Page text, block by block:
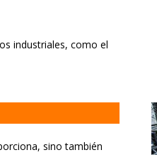
industriales, como el
sino también